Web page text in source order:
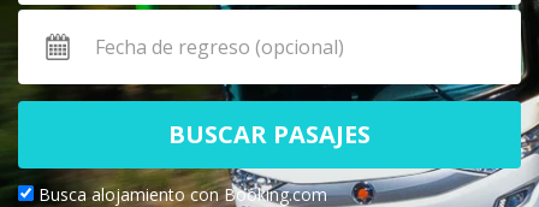
BUSCAR PASAJES
Busca alojamiento con Booking.com